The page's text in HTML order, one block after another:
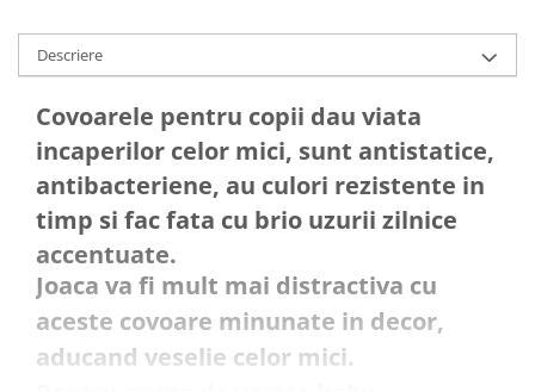
Descriere
Covoarele pentru copii dau viata
incaperilor celor mici, sunt antistatice,
antibacteriene, au culori rezistente in
timp si fac fata cu brio uzurii zilnice
accentuate.
Joaca va fi mult mai distractiva cu
aceste covoare minunate in decor,
aducand veselie celor mici.